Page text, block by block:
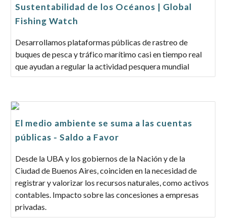
Sustentabilidad de los Océanos | Global
Fishing Watch
Desarrollamos plataformas públicas de rastreo de
buques de pesca y tráfico marítimo casi en tiempo real
que ayudan a regular la actividad pesquera mundial
El medio ambiente se suma a las cuentas
públicas - Saldo a Favor
Desde la UBA y los gobiernos de la Nación y de la
Ciudad de Buenos Aires, coinciden en la necesidad de
registrar y valorizar los recursos naturales, como activos
contables. Impacto sobre las concesiones a empresas
privadas.